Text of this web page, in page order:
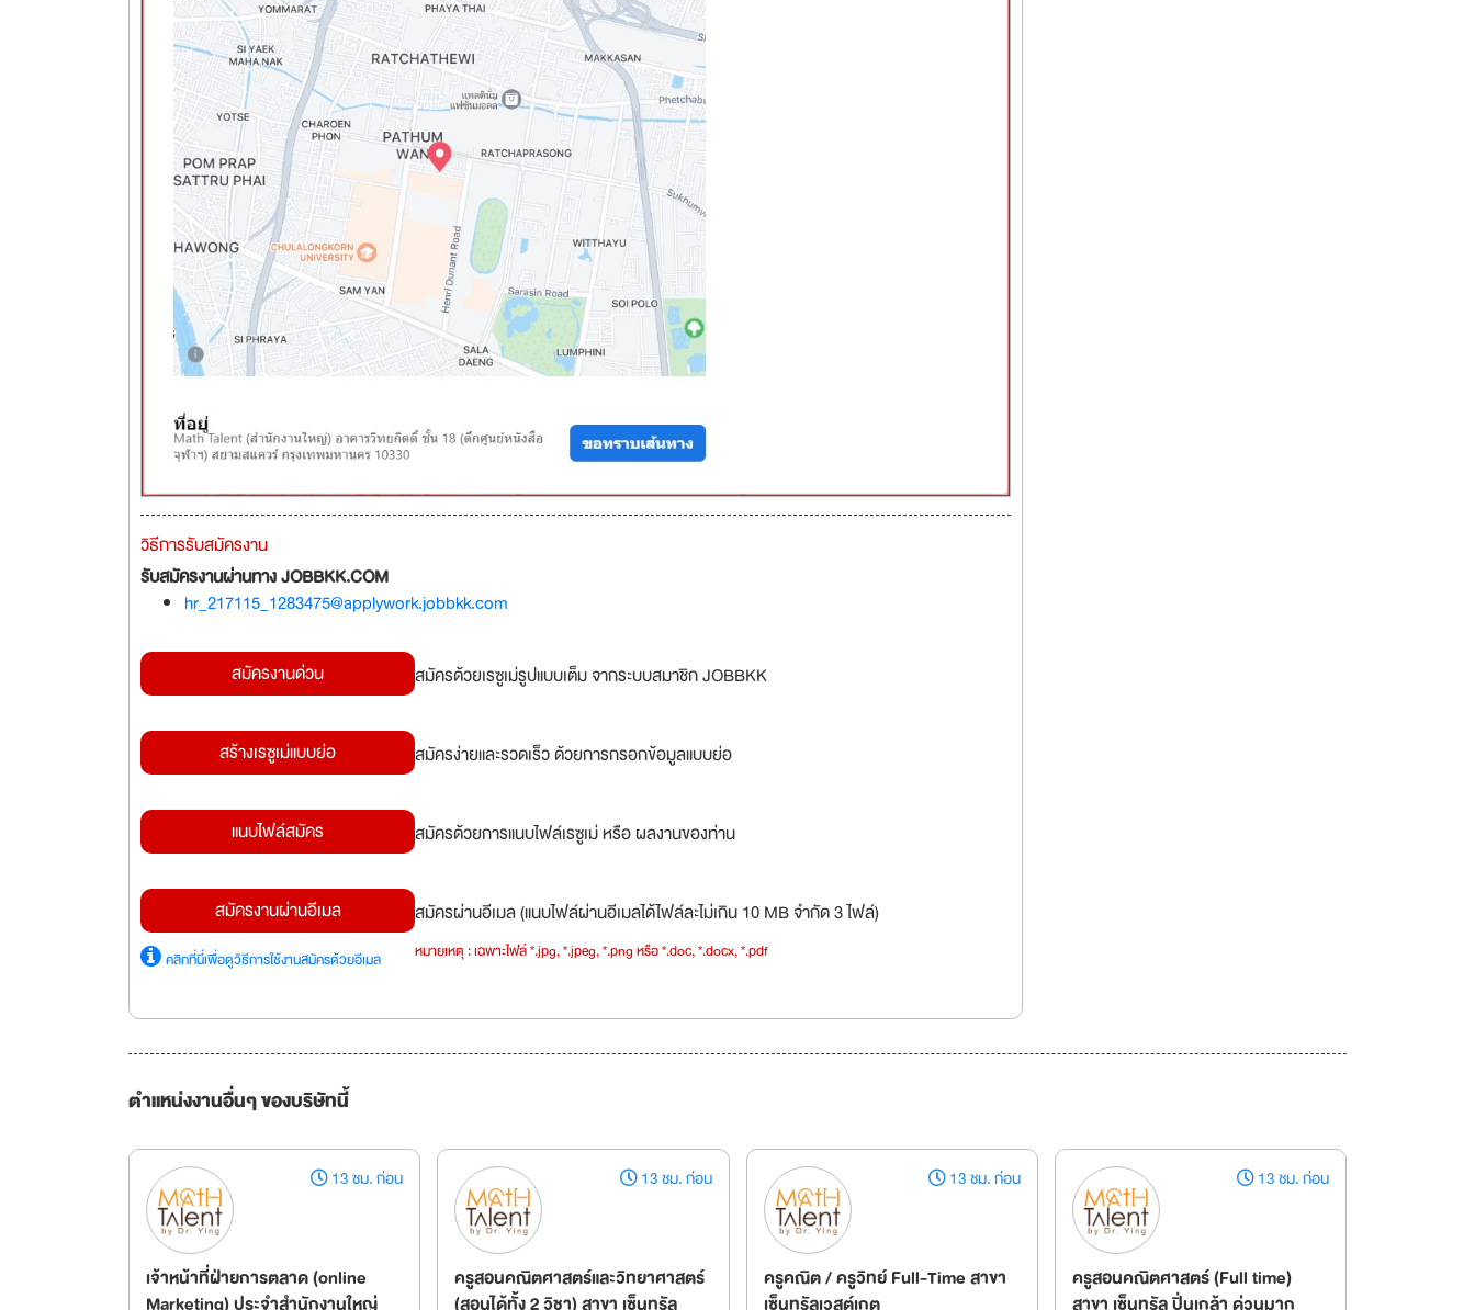
วิธีการรับสมัครงาน
รับสมัครงานผ่านทาง JOBBKK.COM
hr_217115_1283475@applywork.jobbkk.com
สมัครงานด่วน สมัครด้วยเรซูเม่รูปแบบเต็ม จากระบบสมาชิก JOBBKK
สร้างเรซูเม่แบบย่อ สมัครง่ายและรวดเร็ว ด้วยการกรอกข้อมูลแบบย่อ
แนบไฟล์สมัคร สมัครด้วยการแนบไฟล์เรซูเม่ หรือ ผลงานของท่าน
สมัครงานผ่านอีเมล
คลิกที่นี่เพื่อดูวิธีการใช้งานสมัครด้วยอีเมล
สมัครผ่านอีเมล (แนบไฟล์ผ่านอีเมลได้ไฟล์ละไม่เกิน 10 MB จำกัด 3 ไฟล์)
หมายเหตุ : เฉพาะไฟล์ *.jpg, *.jpeg, *.png หรือ *.doc, *.docx, *.pdf
ตำแหน่งงานอื่นๆ ของบริษัทนี้
13 ชม. ก่อน
เจ้าหน้าที่ฝ่ายการตลาด (online
13 ชม. ก่อน
ครูสอนคณิตศาสตร์และวิทยาศาสตร์
13 ชม. ก่อน
ครูคณิต / ครูวิทย์ Full-Time สาขา
13 ชม. ก่อน
ครูสอนคณิตศาสตร์ (Full time)